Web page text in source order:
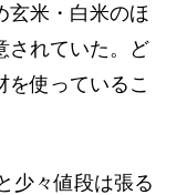
玄米・白米のほ
されていた。ど
使っているこ
少々値段は張る